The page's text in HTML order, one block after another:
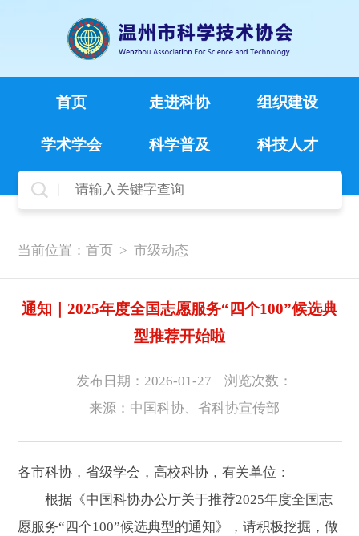
首页 走进科协 组织建设
学术学会 科学普及 科技人才
当前位置： 首页 > 市级动态
通知｜2025年度全国志愿服务“四个100”候选典
型推荐开始啦
发布日期：2026-01-27
浏览次数：
来源：中国科协、省科协宣传部
各市科协，省级学会，高校科协，有关单位：
根据《中国科协办公厅关于推荐2025年度全国志
愿服务“四个100”候选典型的通知》，请积极挖掘，做